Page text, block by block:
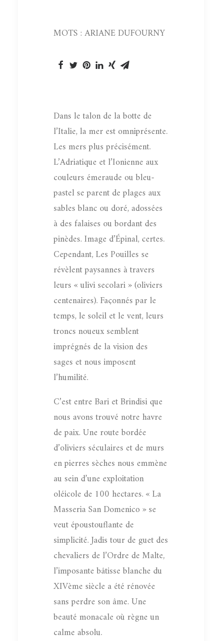
MOTS : ARIANE DUFOURNY
Dans le talon de la botte de
l’Italie, la mer est omniprésente.
Les mers plus précisément.
L’Adriatique et l’Ionienne aux
couleurs émeraude ou bleu-
pastel se parent de plages aux
sables blanc ou doré, adossées
à des falaises ou bordant des
pinèdes. Image d’Épinal, certes.
Cependant, Les Pouilles se
révèlent paysannes à travers
leurs « ulivi secolari » (oliviers
centenaires). Façonnés par le
temps, le soleil et le vent, leurs
troncs noueux semblent
imprégnés de la vision des
sages et nous imposent
l’humilité.
C’est entre Bari et Brindisi que
nous avons trouvé notre havre
de paix. Une route bordée
d’oliviers séculaires et de murs
en pierres sèches nous emmène
au sein d’une exploitation
oléicole de 100 hectares. « La
Masseria San Domenico » se
veut époustouflante de
simplicité. Jadis tour de guet des
chevaliers de l’Ordre de Malte,
l’imposante bâtisse blanche du
XIVème siècle a été rénovée
sans perdre son âme. Une
beauté monacale où règne un
calme absolu.